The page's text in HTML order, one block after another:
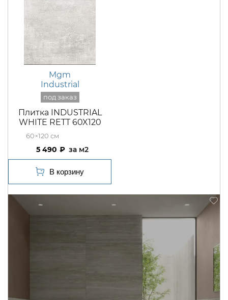
Mgm
Industrial
Плитка INDUSTRIAL
WHITE RETT 60X120
60×120
5 490 м2